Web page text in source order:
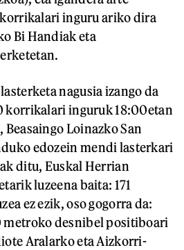
inguru ariko dira
Bi Handiak eta
nagusia izango da
korrikalari inguruk 18:00etan
Loinazko San
edozein mendi lasterkari
ditu, Euskal Herrian
luzeena baita: 171
ez ezik, oso gogorra da:
desnibel positiboari
Aralarko eta Aizkorri-